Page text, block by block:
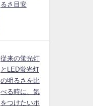
るさ目安
従来の蛍光灯
とLED蛍光灯
の明るさを比
べる時に、気
をつけたいポ